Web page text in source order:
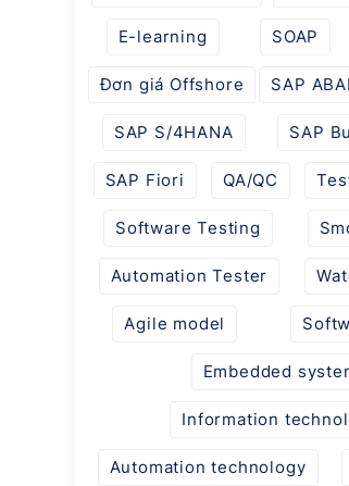
E-learning SOAP
Đơn giá Offshore SAP
SAP S/4HANA SAP
SAP Fiori QA/QC
Software Testing
Automation Tester
Agile model
Embedded
Information
Automation technology